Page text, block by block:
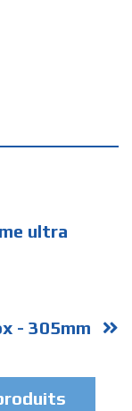
ultra
- 305mm